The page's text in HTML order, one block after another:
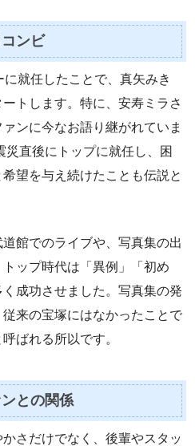
ンビ
就任したことで、真矢みき
トします。特に、安寿ミラさ
ンに今なお語り継がれていま
直後にトップに就任し、困
望を与え続けたことも伝説と
館でのライブや、写真集の出
ップ時代は「異例」「初め
成功させました。写真集の発
来の宝塚にはなかったことで
ばれる所以です。
との関係
さだけでなく、後輩やスタッ